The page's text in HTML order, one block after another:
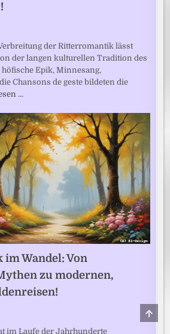
der Ritterromantik lässt
der langen kulturellen Tradition des
Epik, Minnesang,
Chansons de geste bildeten die
…
Wandel: Von
zu modernen,
im Laufe der Jahrhunderte
TO